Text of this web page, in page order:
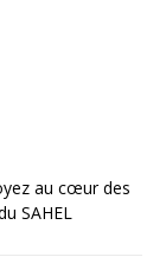
au cœur des
SAHEL